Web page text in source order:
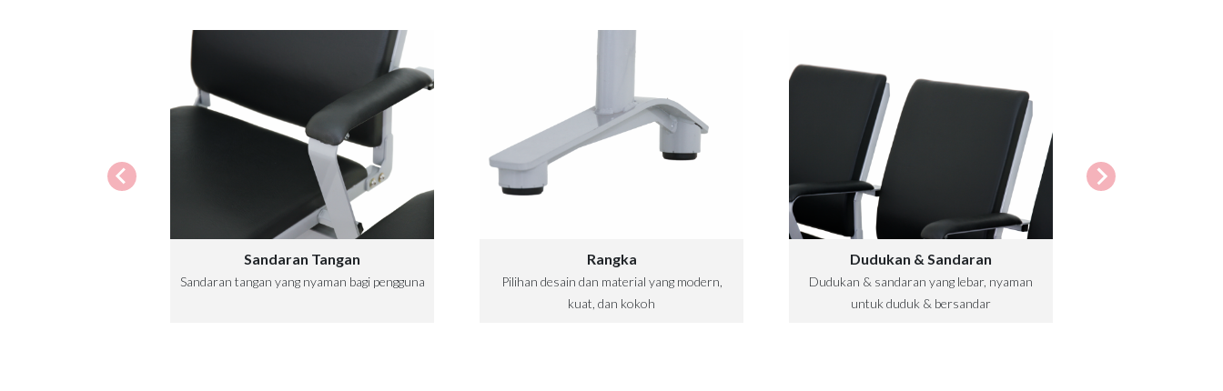
Sandaran Tangan
Sandaran tangan yang nyaman bagi pengguna
Rangka
Pilihan desain dan material yang modern,
kuat, dan kokoh
Dudukan & Sandaran
Dudukan & sandaran yang lebar, nyaman
untuk duduk & bersandar